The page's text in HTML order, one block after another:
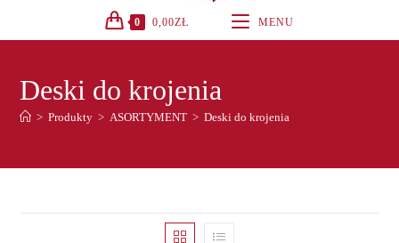
0 0,00ZŁ MENU
Deski do krojenia
> Produkty > ASORTYMENT > Deski do krojenia